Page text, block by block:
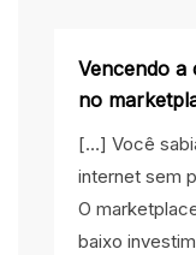
Vencendo a
no
[…] Você
internet sem
O
baixo